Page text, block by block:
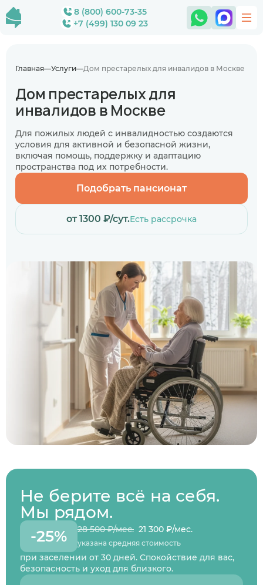
8 (800) 600-73-35
+7 (499) 130 09 23
Главная Услуги Дом престарелых для инвалидов в Москве
Дом престарелых для
инвалидов в Москве
Для пожилых людей с инвалидностью создаются
условия для активной и безопасной жизни,
включая помощь, поддержку и адаптацию
пространства под их потребности.
Подобрать пансионат
от 1300 ₽/сут.Есть рассрочка
Не берите всё на себя.
Мы рядом.
-25% 28 500 ₽/мес. 21 300 ₽/мес.
указана средняя стоимость
при заселении от 30 дней. Спокойствие для вас,
безопасность и уход для близкого.